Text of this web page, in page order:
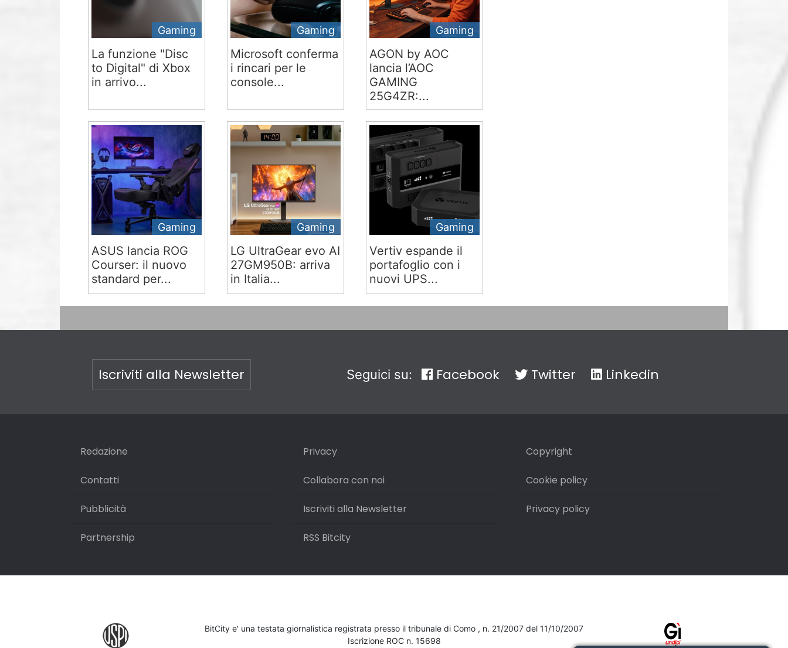
Gaming
La funzione "Disc
to Digital" di Xbox
in arrivo...
Gaming
Microsoft conferma
i rincari per le
console...
Gaming
AGON by AOC
lancia l’AOC
GAMING
25G4ZR:...
Gaming
ASUS lancia ROG
Courser: il nuovo
standard per...
Gaming
LG UltraGear evo AI
27GM950B: arriva
in Italia...
Gaming
Vertiv espande il
portafoglio con i
nuovi UPS...
Iscriviti alla Newsletter Seguici su: Facebook Twitter Linkedin
Redazione
Contatti
Pubblicità
Partnership
Privacy
Collabora con noi
Iscriviti alla Newsletter
RSS Bitcity
Copyright
Cookie policy
Privacy policy
BitCity e' una testata giornalistica registrata presso il tribunale di Como , n. 21/2007 del 11/10/2007
Iscrizione ROC n. 15698